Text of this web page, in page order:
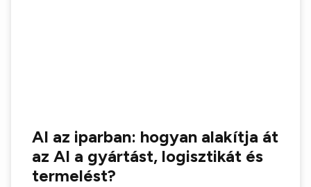
AI az iparban: hogyan alakítja át
az AI a gyártást, logisztikát és
termelést?